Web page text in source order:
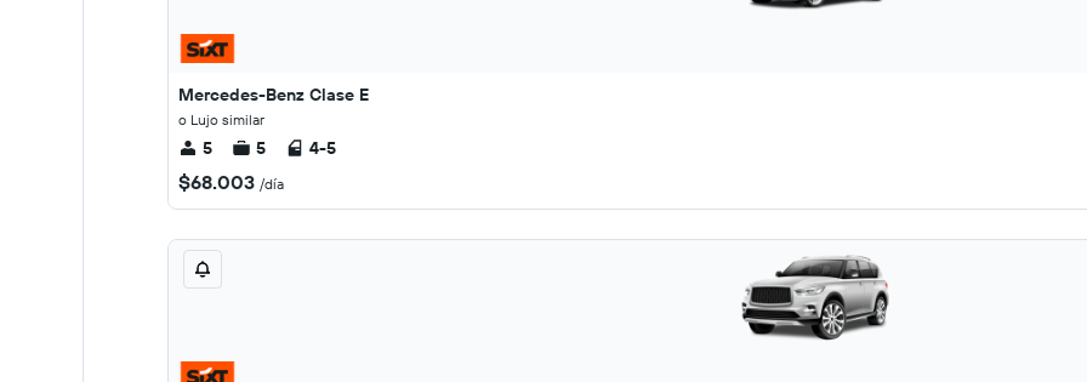
Mercedes-Benz Clase E
o Lujo similar
5 5 4-5
$68.003 /día